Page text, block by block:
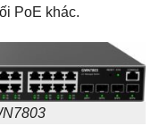
PoE khác.